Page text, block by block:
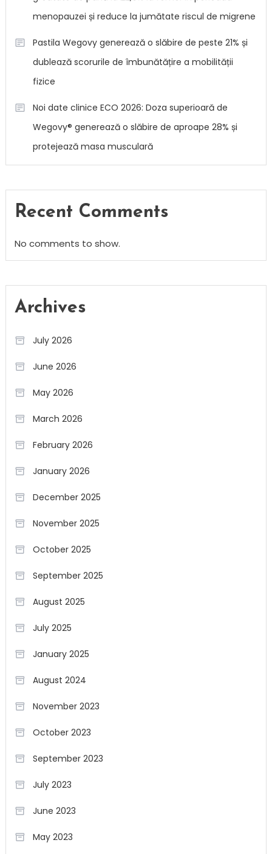
menopauzei și reduce la jumătate riscul de migrene
Pastila Wegovy generează o slăbire de peste 21% și
dublează scorurile de îmbunătățire a mobilității
fizice
Noi date clinice ECO 2026: Doza superioară de
Wegovy® generează o slăbire de aproape 28% și
protejează masa musculară
Recent Comments
No comments to show.
Archives
July 2026
June 2026
May 2026
March 2026
February 2026
January 2026
December 2025
November 2025
October 2025
September 2025
August 2025
July 2025
January 2025
August 2024
November 2023
October 2023
September 2023
July 2023
June 2023
May 2023